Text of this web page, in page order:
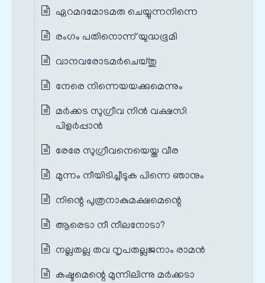
ഏറമദമോടമരു ചെയ്യുന്നനിന്നെ
രംഗം പതിനൊന്ന് യുദ്ധഭൂമി
വാനവരോടമര്‍ചെയ്തു
നേരെ നിന്നെയയക്കുമെന്നും
മര്‍ക്കട സുഗ്രീവ നിൻ വക്ഷസി
പിളര്‍പ്പാൻ
രേരേ സുഗ്രീവനെയെയ്ത വീര
മുന്നം നീയിടിച്ചീടുക പിന്നെ ഞാനും
നിന്റെ പുത്രനാകുമക്ഷമെന്റെ
ആരെടാ നീ നീലനോടാ?
നല്ലതല്ല തവ നൃപതല്ലജനാം രാമന്‍
കഷ്ടമെന്റെ മുന്നിലിന്നു മര്‍ക്കടാ